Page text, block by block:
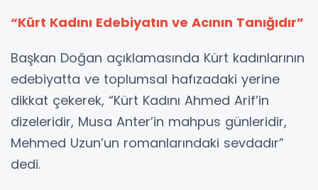
“Kürt Kadını Edebiyatın ve Acının Tanığıdır”
Başkan Doğan açıklamasında Kürt kadınlarının
edebiyatta ve toplumsal hafızadaki yerine
dikkat çekerek, “Kürt Kadını Ahmed Arif’in
dizeleridir, Musa Anter’in mahpus günleridir,
Mehmed Uzun’un romanlarındaki sevdadır”
dedi.